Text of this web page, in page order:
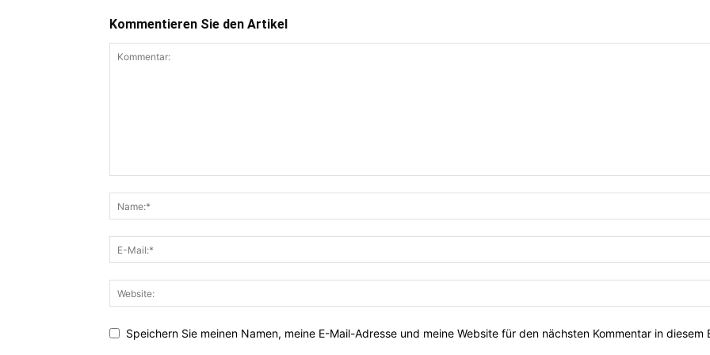
Kommentieren Sie den Artikel
Speichern Sie meinen Namen, meine E-Mail-Adresse und meine Website für den nächsten Kommentar in diesem